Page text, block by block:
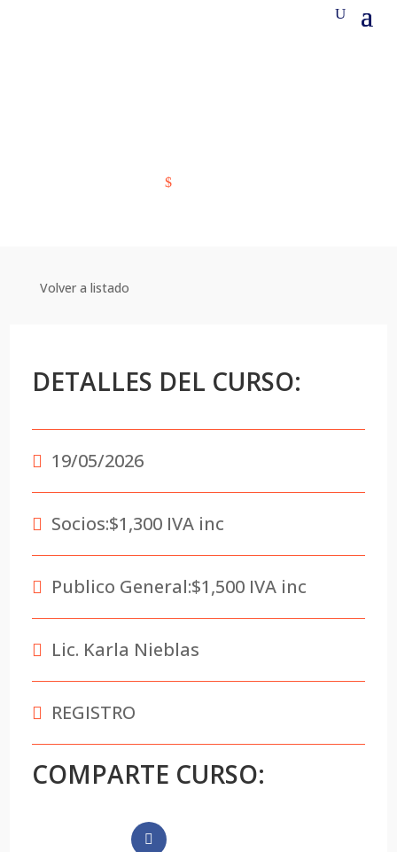
$
Volver a listado
DETALLES DEL CURSO:
19/05/2026
Socios:$1,300 IVA inc
Publico General:$1,500 IVA inc
Lic. Karla Nieblas
REGISTRO
COMPARTE CURSO: